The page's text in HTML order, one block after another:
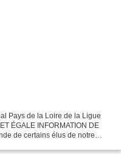
Pays de la Loire de la Ligue
ÉGALE INFORMATION DE
de certains élus de notre